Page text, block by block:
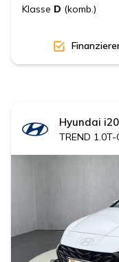
Klasse D (komb.)
Hyundai i20
TREND 1.0T-